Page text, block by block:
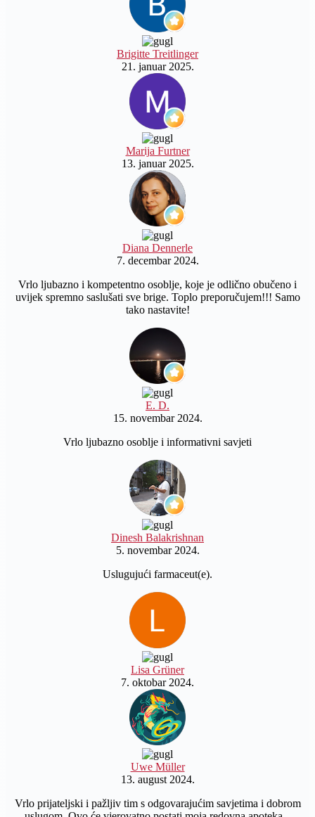
Brigitte Treitlinger
21. januar 2025.
Marija Furtner
13. januar 2025.
Diana Dennerle
7. decembar 2024.
Vrlo ljubazno i kompetentno osoblje, koje je odlično obučeno i
uvijek spremno saslušati sve brige. Toplo preporučujem!!! Samo
tako nastavite!
E. D.
15. novembar 2024.
Vrlo ljubazno osoblje i informativni savjeti
Dinesh Balakrishnan
5. novembar 2024.
Uslugujući farmaceut(e).
Lisa Grüner
7. oktobar 2024.
Uwe Müller
13. august 2024.
Vrlo prijateljski i pažljiv tim s odgovarajućim savjetima i dobrom